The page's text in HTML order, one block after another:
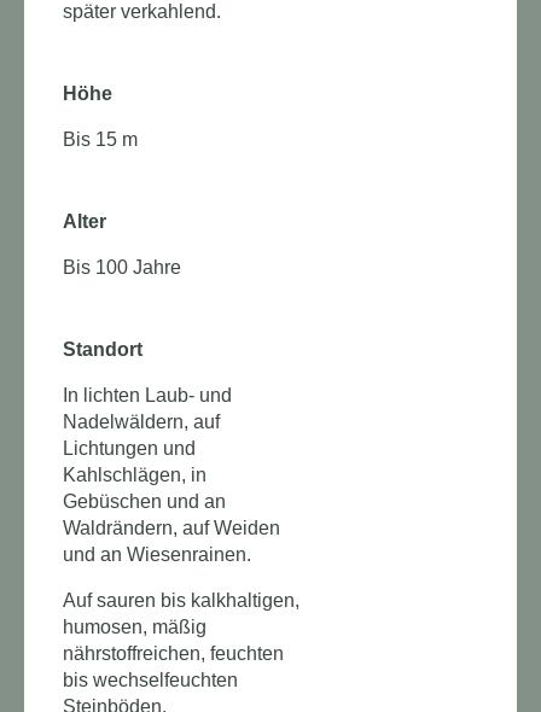
später verkahlend.
Höhe
Bis 15 m
Alter
Bis 100 Jahre
Standort
In lichten Laub- und
Nadelwäldern, auf
Lichtungen und
Kahlschlägen, in
Gebüschen und an
Waldrändern, auf Weiden
und an Wiesenrainen.
Auf sauren bis kalkhaltigen,
humosen, mäßig
nährstoffreichen, feuchten
bis wechselfeuchten
Steinböden.